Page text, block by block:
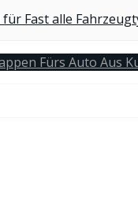
Fast alle
Fürs Auto Aus